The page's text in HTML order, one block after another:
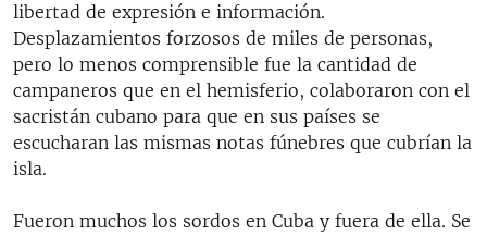
libertad de expresión e información.
Desplazamientos forzosos de miles de personas,
pero lo menos comprensible fue la cantidad de
campaneros que en el hemisferio, colaboraron con el
sacristán cubano para que en sus países se
escucharan las mismas notas fúnebres que cubrían la
isla.
Fueron muchos los sordos en Cuba y fuera de ella. Se